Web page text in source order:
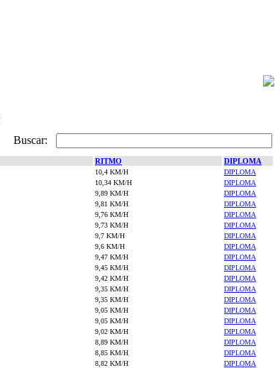
Buscar:
RITMO DIPLOMA
10,4 KM/H
DIPLOMA
10,34 KM/H
DIPLOMA
9,89 KM/H
DIPLOMA
9,81 KM/H
DIPLOMA
9,76 KM/H
DIPLOMA
9,73 KM/H
DIPLOMA
9,7 KM/H
DIPLOMA
9,6 KM/H
DIPLOMA
9,47 KM/H
DIPLOMA
9,45 KM/H
DIPLOMA
9,42 KM/H
DIPLOMA
9,35 KM/H
DIPLOMA
9,35 KM/H
DIPLOMA
9,05 KM/H
DIPLOMA
9,05 KM/H
DIPLOMA
9,02 KM/H
DIPLOMA
8,89 KM/H
DIPLOMA
8,85 KM/H
DIPLOMA
8,82 KM/H
DIPLOMA